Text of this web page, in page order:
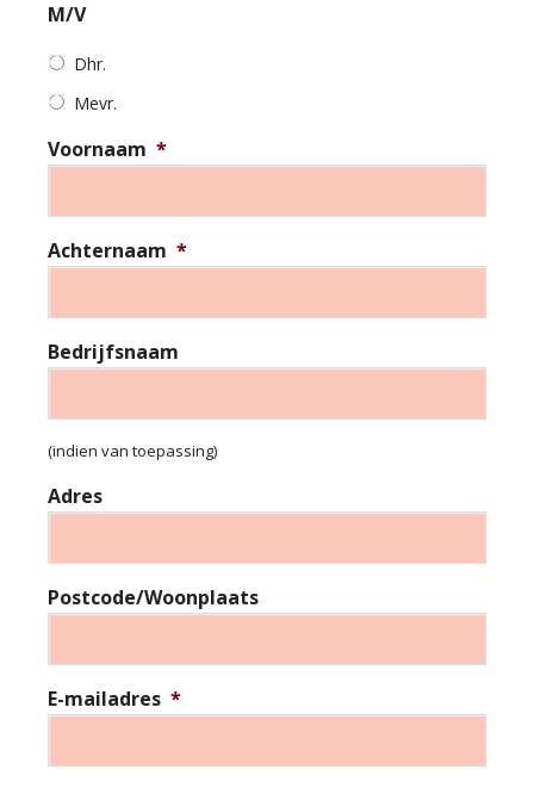
M/V
Dhr.
Mevr.
Voornaam *
Achternaam *
Bedrijfsnaam
(indien van toepassing)
Adres
Postcode/Woonplaats
E-mailadres *